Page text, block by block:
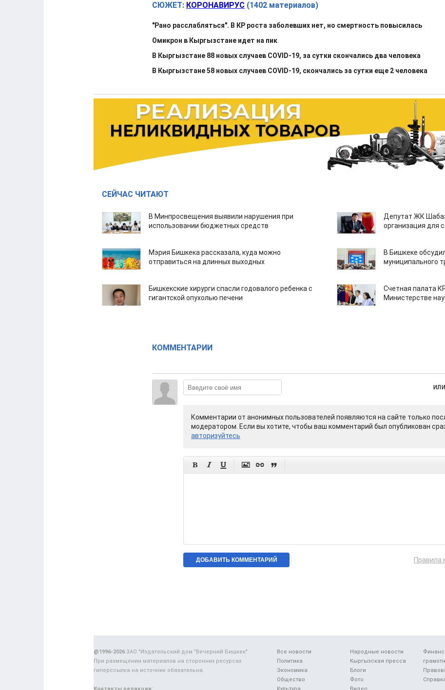
СЮЖЕТ: КОРОНАВИРУС (1402 материалов)
"Рано расслабляться". В КР роста заболевших нет, но смертность повысилась
Омикрон в Кыргызстане идет на пик
В Кыргызстане 88 новых случаев COVID-19, за сутки скончались два человека
В Кыргызстане 58 новых случаев COVID-19, скончались за сутки еще 2 человека
СЕЙЧАС ЧИТАЮТ
В Минпросвещения выявили нарушения при
использовании бюджетных средств
Депутат ЖК
организация для
Мэрия Бишкека рассказала, куда можно
отправиться на длинных выходных
В Бишкеке
муниципального
Бишкекские хирурги спасли годовалого ребенка с
гигантской опухолью печени
Счетная палата
Министерстве
КОММЕНТАРИИ
или
Комментарии от анонимных пользователей появляются на сайте только
модератором. Если вы хотите, чтобы ваш комментарий был опубликован
авторизуйтесь
     
Правила
Все новости
Политика
Экономика
Общество
Народные новости
Кыргызская пресса
Блоги
Фото
@1996-2026ЗАО "Издательский дом "Вечерний Бишкек"
При размещении материалов на сторонних ресурсах
гиперссылка на источник обязательна.